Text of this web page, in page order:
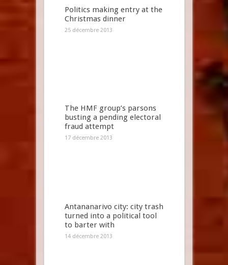
Politics making entry at the
Christmas dinner
25 décembre 2013
The HMF group’s parsons
busting a pending electoral
fraud attempt
17 décembre 2013
Antananarivo city: city trash
turned into a political tool
to barter with
14 décembre 2013